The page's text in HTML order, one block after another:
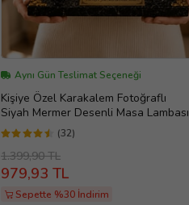
Aynı Gün Teslimat Seçeneği
Kişiye Özel Karakalem Fotoğraflı
Siyah Mermer Desenli Masa Lambası
(32)
1.399,90 TL
979,93 TL
Sepette %30 İndirim